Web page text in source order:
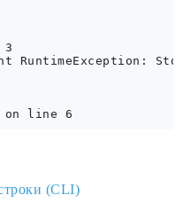
3
RuntimeException:
(CLI)